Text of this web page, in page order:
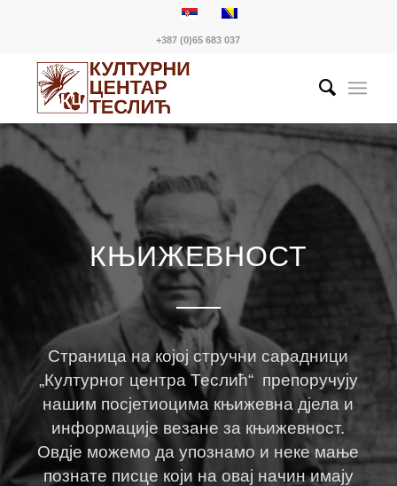
+387 (0)65 683 037
КЊИЖЕВНОСТ
Страница на којој стручни сарадници
„Културног центра Теслић“ препоручују
нашим посјетиоцима књижевна дјела и
информације везане за књижевност.
Овдје можемо да упознамо и неке мање
познате писце који на овај начин имају